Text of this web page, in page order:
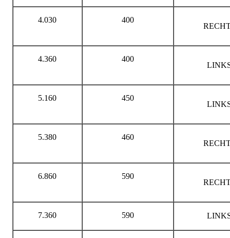
4.030 400
4.360 400
5.160 450
5.380 460
6.860 590
7.360 590